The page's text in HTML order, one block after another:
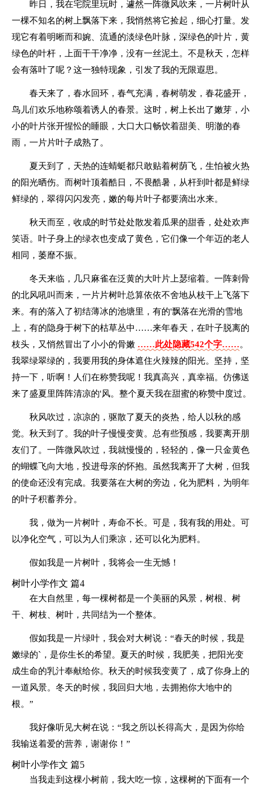
昨日，我在宅院里玩时，遽然一阵微风吹来，一片树叶从
一棵不知名的树上飘落下来，我悄然将它捡起，细心打量。发
现它有着明晰而和婉、流通的淡绿色叶脉，深绿色的叶片，黄
绿色的叶杆，上面干干净净，没有一丝泥土。不是秋天，怎样
会有落叶了呢？这一独特现象，引发了我的无限遐思。
春天来了，春水回环，春气充满，春树萌发，春花盛开，
鸟儿们欢乐地称颂着诱人的春景。这时，树上长出了嫩芽，小
小的叶片张开惺忪的睡眼，大口大口畅饮着甜美、明澈的春
雨，一片片叶子成熟了。
夏天到了，天热的连蜻蜓都只敢贴着树荫飞，生怕被火热
的阳光晒伤。而树叶顶着酷日，不畏酷暑，从杆到叶都是鲜绿
鲜绿的，翠得闪闪发亮，嫩的每片叶子都要滴出水来。
秋天而至，收成的时节处处散发着瓜果的甜香，处处欢声
笑语。叶子身上的绿衣也变成了黄色，它们像一个年迈的老人
相同，萎靡不振。
冬天来临，几只麻雀在泛黄的大叶片上瑟缩着。一阵刺骨
的北风吼叫而来，一片片树叶总算依依不舍地从枝干上飞落下
来。有的落入了初结薄冰的池塘里，有的'飘落在光滑的雪地
上，有的隐身于树下的枯草丛中……来年春天，在叶子脱离的
枝头，又悄然冒出了小小的骨嫩 ……此处隐藏542个字……。
我翠绿翠绿的，我要用我的身体遮住火辣辣的阳光。坚持，坚
持一下，听啊！人们在称赞我呢！我真高兴，真幸福。仿佛送
来了盛夏里阵阵清凉的'风。整个夏天我在甜蜜的称赞中度过。
秋风吹过，凉凉的，驱散了夏天的炎热，给人以秋的感
觉。秋天到了。我的叶子慢慢变黄。总有些预感，我要离开朋
友们了。一阵微风吹过，我就慢慢的，轻轻的，像一只金黄色
的蝴蝶飞向大地，投进母亲的怀抱。虽然我离开了大树，但我
的使命还没有完成。我要落在大树的旁边，化为肥料，为明年
的叶子积蓄养分。
我，做为一片树叶，寿命不长。可是，我有我的用处。可
以净化空气，可以为人们乘凉，还可以化为肥料。
假如我是一片树叶，我将会一生无憾！
树叶小学作文 篇4
在大自然里，每一棵树都是一个美丽的风景，树根、树
干、树枝、树叶，共同结为一个整体。
假如我是一片绿叶，我会对大树说：“春天的时候，我是
嫩绿的`，是你生长的希望。夏天的时候，我肥美，把阳光变
成生命的乳汁奉献给你。秋天的时候我变黄了，成了你身上的
一道风景。冬天的时候，我回归大地，去拥抱你大地中的
根。”
我好像听见大树在说：“我之所以长得高大，是因为你给
我输送着爱的营养，谢谢你！”
树叶小学作文 篇5
当我走到这棵小树前，我大吃一惊，这棵树的下面有一个